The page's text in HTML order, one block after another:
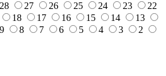
28 27 26 25 24 23
22
18 17 16 15 14
13
9 8 7 6 5 4 3
2